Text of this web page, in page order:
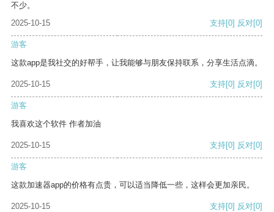
不少。
2025-10-15
支持[0] 反对[0]
游客
这款app是我社交的好帮手，让我能够与朋友保持联系，分享生活点滴。
2025-10-15 支持[0] 反对[0]
游客
我喜欢这个软件 作者加油
2025-10-15 支持[0] 反对[0]
游客
这款加速器app的价格有点贵，可以适当降低一些，这样会更加亲民。
2025-10-15 支持[0] 反对[0]